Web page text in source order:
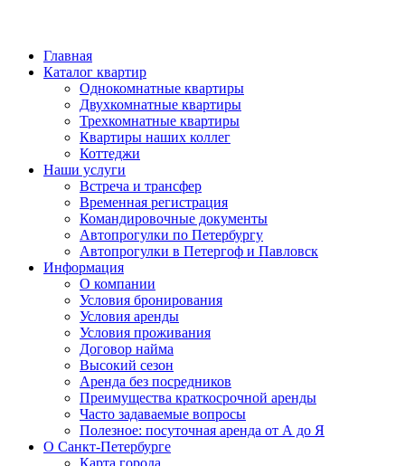
Главная
Каталог квартир
Однокомнатные квартиры
Двухкомнатные квартиры
Трехкомнатные квартиры
Квартиры наших коллег
Коттеджи
Наши услуги
Встреча и трансфер
Временная регистрация
Командировочные документы
Автопрогулки по Петербургу
Автопрогулки в Петергоф и Павловск
Информация
О компании
Условия бронирования
Условия аренды
Условия проживания
Договор найма
Высокий сезон
Аренда без посредников
Преимущества краткосрочной аренды
Часто задаваемые вопросы
Полезное: посуточная аренда от А до Я
О Санкт-Петербурге
Карта города